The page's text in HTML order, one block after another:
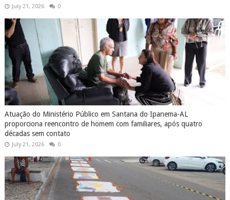
July 21, 2026 0
Atuação do Ministério Público em Santana do Ipanema-AL
proporciona reencontro de homem com familiares, após quatro
décadas sem contato
July 21, 2026 0